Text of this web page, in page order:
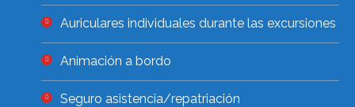
Auriculares individuales durante las excursiones
Animación a bordo
Seguro asistencia/repatriación